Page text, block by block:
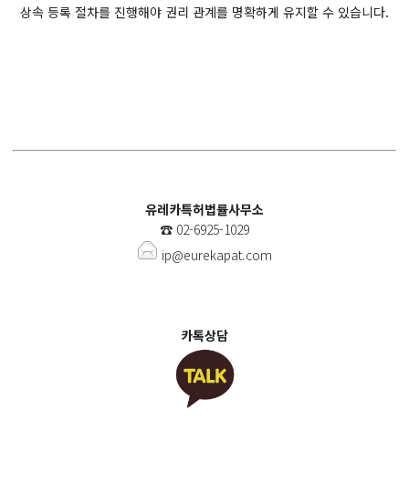
상속 등록 절차를 진행해야 권리 관계를 명확하게 유지할 수 있습니다.
유레카특허법률사무소
☎️ 02-6925-1029
ip@eurekapat.com
카톡상담